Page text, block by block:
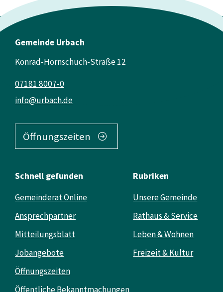
Gemeinde Urbach
Konrad-Hornschuch-Straße 12
info@urbach.de
07181 8007-0
Öffnungszeiten
Schnell gefunden
Gemeinderat Online
Ansprechpartner
Mitteilungsblatt
Jobangebote
Öffnungszeiten
Öffentliche Bekanntmachungen
Rubriken
Unsere Gemeinde
Rathaus & Service
Leben & Wohnen
Freizeit & Kultur